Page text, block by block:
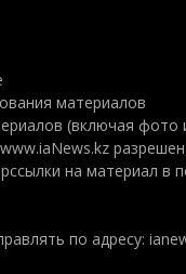
материалов
(включая фото
на материал в
по адресу: